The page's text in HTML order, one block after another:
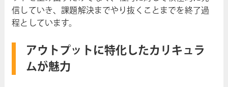
信していき、課題解決までやり抜くことまでを終了過
程としています。
アウトプットに特化したカリキュラ
ムが魅力